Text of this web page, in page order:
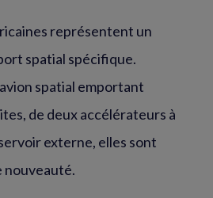
représentent un
spatial spécifique.
spatial emportant
de deux accélérateurs à
externe, elles sont
nouveauté.